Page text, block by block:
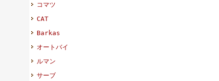
コマツ
CAT
Barkas
オートバイ
ルマン
サーブ